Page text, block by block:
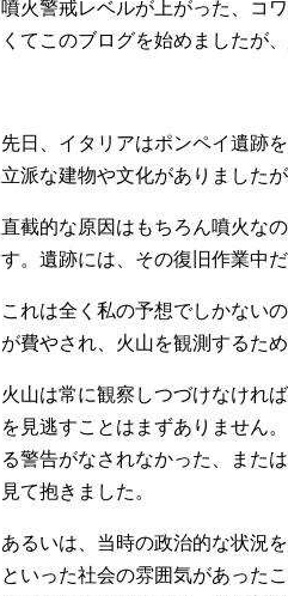
噴火警戒レベルが上がった、コ
くてこのブログを始めましたが
先日、イタリアはポンペイ遺跡
立派な建物や文化がありました
直截的な原因はもちろん噴火な
す。遺跡には、その復旧作業中
これは全く私の予想でしかない
が費やされ、火山を観測するた
火山は常に観察しつづけなけれ
を見逃すことはまずありません
る警告がなされなかった、また
見て抱きました。
あるいは、当時の政治的な状況
といった社会の雰囲気があった